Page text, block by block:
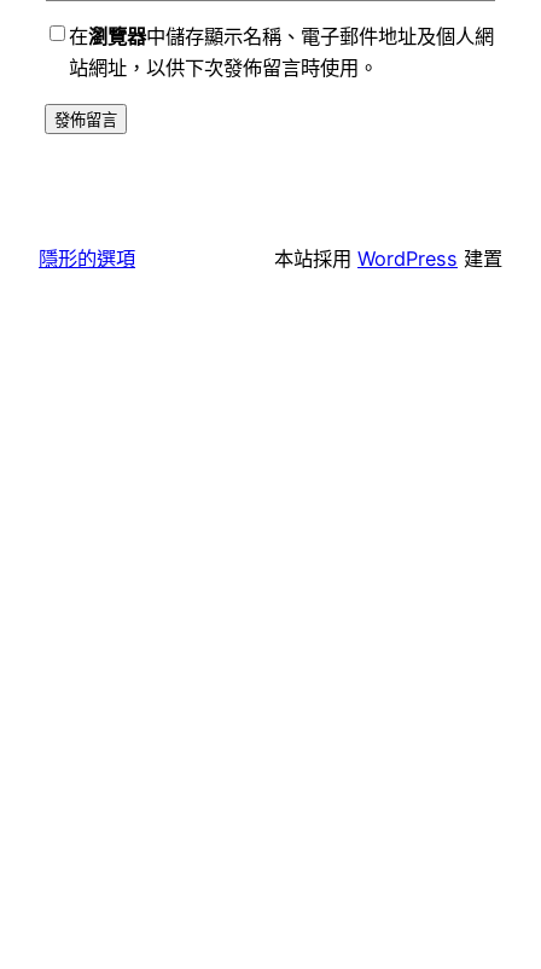
在瀏覽器中儲存顯示名稱、電子郵件地址及個人網
站網址，以供下次發佈留言時使用。
隱形的選項 本站採用 WordPress 建置